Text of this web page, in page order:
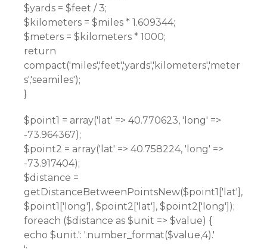
$yards = $feet / 3;
$kilometers = $miles * 1.609344;
$meters = $kilometers * 1000;
return
compact('miles','feet','yards','kilometers','meter
s','seamiles');
}
$point1 = array('lat' => 40.770623, 'long' =>
-73.964367);
$point2 = array('lat' => 40.758224, 'long' =>
-73.917404);
$distance =
getDistanceBetweenPointsNew($point1['lat'],
$point1['long'], $point2['lat'], $point2['long']);
foreach ($distance as $unit => $value) {
echo $unit.': '.number_format($value,4).'